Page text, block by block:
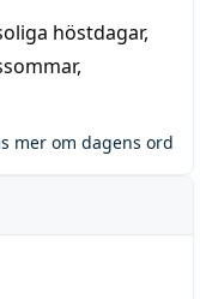
höstdagar,
,
mer om dagens ord